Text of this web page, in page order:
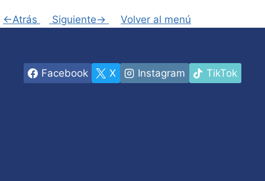
<-Atrás Siguiente-> Volver al menú
Facebook X Instagram TikTok